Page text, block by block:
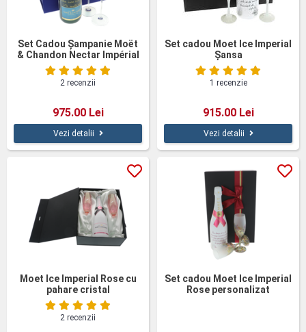
Set Cadou Șampanie Moët
& Chandon Nectar Impérial
Personalizat cu Pahare din
Cristal
2 recenzii
975.00 Lei
Vezi detalii
Set cadou Moet Ice Imperial
Șansa
1 recenzie
915.00 Lei
Vezi detalii
Moet Ice Imperial Rose cu
pahare cristal
2 recenzii
Set cadou Moet Ice Imperial
Rose personalizat